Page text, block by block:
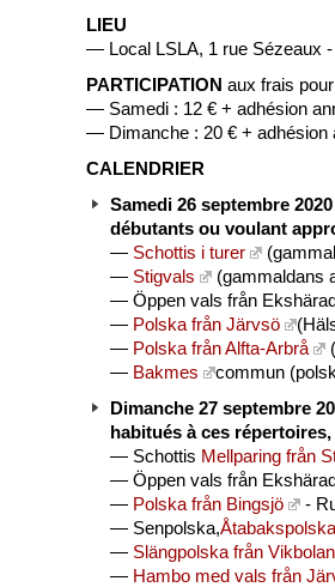
LIEU
— Local LSLA, 1 rue Sézeaux
PARTICIPATION aux frais
— Samedi : 12 € + adhésion
— Dimanche : 20 € + adhésion
CALENDRIER
Samedi 26 septembre
débutants ou voulant
— Schottis i turer
— Stigvals
(gammaldans
— Öppen vals från
— Polska från Järvsö
— Polska från Alfta-Arbrå
— Bakmes
commun
Dimanche 27 septembre
habitués à ces
— Schottis Mellparing från
— Öppen vals från
— Polska från Bingsjö
-
— Senpolska,
— Slängpolska från
— Hambo med vals från